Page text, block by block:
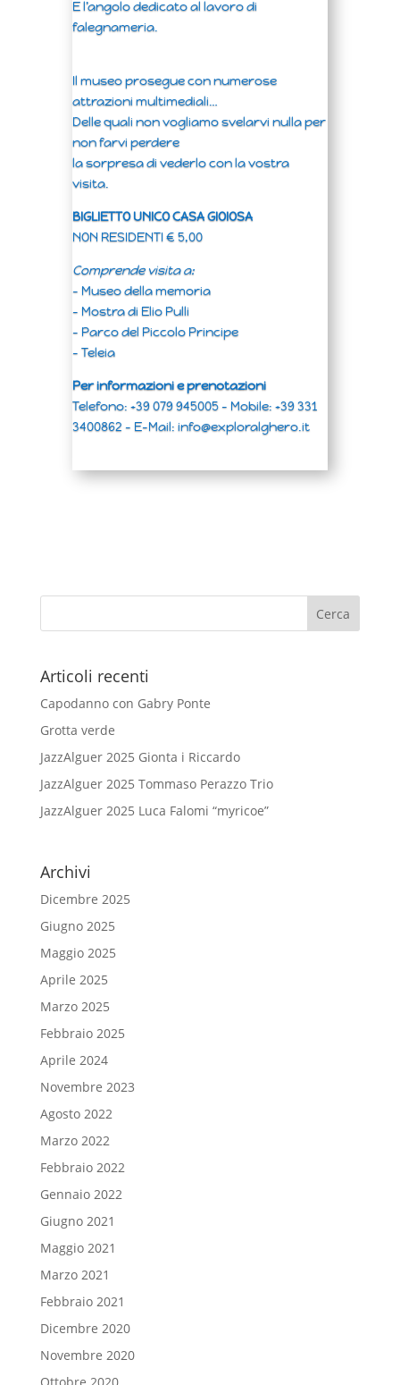
E l’angolo dedicato al lavoro di
falegnameria.
Il museo prosegue con numerose
attrazioni multimediali…
Delle quali non vogliamo svelarvi nulla per
non farvi perdere
la sorpresa di vederlo con la vostra
visita.
BIGLIETTO UNICO CASA GIOIOSA
NON RESIDENTI € 5,00
Comprende visita a:
– Museo della memoria
– Mostra di Elio Pulli
– Parco del Piccolo Principe
– Teleia
Per informazioni e prenotazioni
Telefono: +39 079 945005 – Mobile: +39 331
3400862 – E-Mail: info@exploralghero.it
Articoli recenti
Capodanno con Gabry Ponte
Grotta verde
JazzAlguer 2025 Gionta i Riccardo
JazzAlguer 2025 Tommaso Perazzo Trio
JazzAlguer 2025 Luca Falomi “myricoe”
Archivi
Dicembre 2025
Giugno 2025
Maggio 2025
Aprile 2025
Marzo 2025
Febbraio 2025
Aprile 2024
Novembre 2023
Agosto 2022
Marzo 2022
Febbraio 2022
Gennaio 2022
Giugno 2021
Maggio 2021
Marzo 2021
Febbraio 2021
Dicembre 2020
Novembre 2020